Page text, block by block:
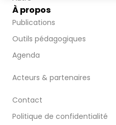
À propos
Publications
Outils pédagogiques
Agenda
Acteurs & partenaires
Contact
Politique de confidentialité